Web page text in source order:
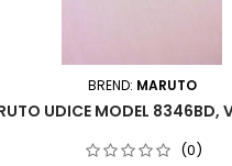
BREND: MARUTO
UDICE MODEL 8346BD,
(0)